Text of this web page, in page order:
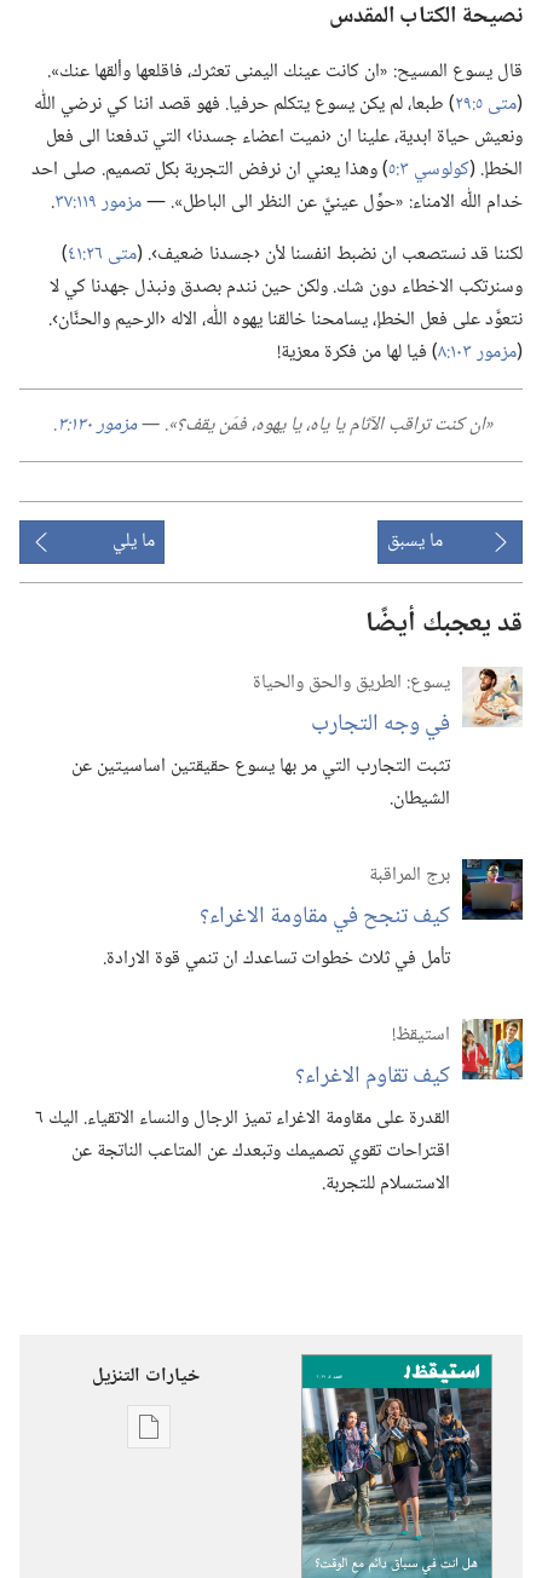
نصيحة الكتاب المقدس
قال يسوع المسيح:‏ «ان كانت عينك اليمنى تعثرك،‏ فاقلعها وألقها عنك».‏
(‏متى ٥:‏٢٩
‏)‏ طبعا،‏ لم يكن يسوع يتكلم حرفيا.‏ فهو قصد اننا كي نرضي اللّٰه
ونعيش حياة ابدية،‏ علينا ان ‹نميت اعضاء جسدنا› التي تدفعنا الى فعل
الخطإ.‏ (‏كولوسي ٣:‏٥
‏)‏ وهذا يعني ان نرفض التجربة بكل تصميم.‏ صلى احد
خدام اللّٰه الامناء:‏ «حوِّل عينيَّ عن النظر الى الباطل».‏ —‏مزمور ١١٩:‏٣٧
‏.‏
لكننا قد نستصعب ان نضبط انفسنا لأن ‹جسدنا ضعيف›.‏ (‏متى ٢٦:‏٤١
‏)‏
وسنرتكب الاخطاء دون شك.‏ ولكن حين نندم بصدق ونبذل جهدنا كي لا
نتعوَّد على فعل الخطإ،‏ يسامحنا خالقنا يهوه اللّٰه،‏ الاله ‹الرحيم والحنَّان›.‏
(‏مزمور ١٠٣:‏٨ ‏)‏ فيا لها من فكرة معزية!‏
‏«ان كنت تراقب الآثام يا ياه،‏ يا يهوه،‏ فمَن يقف؟‏».‏ —‏مزمور ١٣٠:‏٣ ‏.‏
ما يسبق ما يلي
قد يعجبك أيضًا
يسوع:‏ الطريق والحق والحياة
في وجه التجارب
تثبت التجارب التي مر بها يسوع حقيقتين اساسيتين عن
الشيطان.‏
برج المراقبة
كيف تنجح في مقاومة الاغراء؟‏
تأمل في ثلاث خطوات تساعدك ان تنمي قوة الارادة.‏
استيقظ‏!‏
كيف تقاوم الاغراء؟‏
القدرة على مقاومة الاغراء تميز الرجال والنساء الاتقياء.‏ اليك ٦
اقتراحات تقوي تصميمك وتبعدك عن المتاعب الناتجة عن
الاستسلام للتجربة.‏
خيارات التنزيل
خيارات